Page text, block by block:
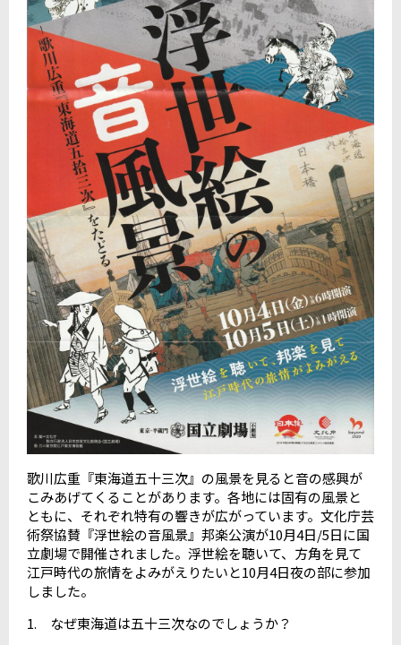
歌川広重『東海道五十三次』の風景を見ると音の感興が
こみあげてくることがあります。各地には固有の風景と
ともに、それぞれ特有の響きが広がっています。文化庁芸
術祭協賛『浮世絵の音風景』邦楽公演が10月4日/5日に国
立劇場で開催されました。浮世絵を聴いて、方角を見て
江戸時代の旅情をよみがえりたいと10月4日夜の部に参加
しました。
1. なぜ東海道は五十三次なのでしょうか？